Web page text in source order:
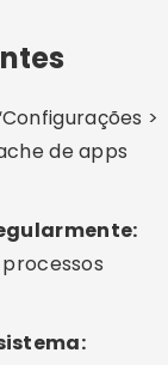
os